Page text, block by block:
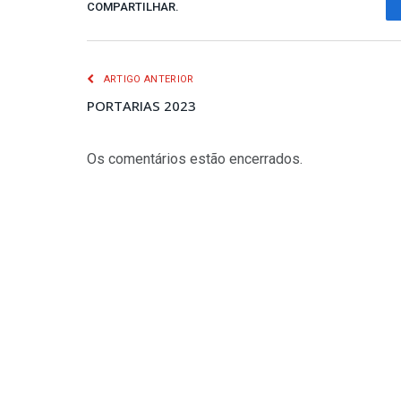
COMPARTILHAR.
ARTIGO ANTERIOR
PORTARIAS 2023
Os comentários estão encerrados.